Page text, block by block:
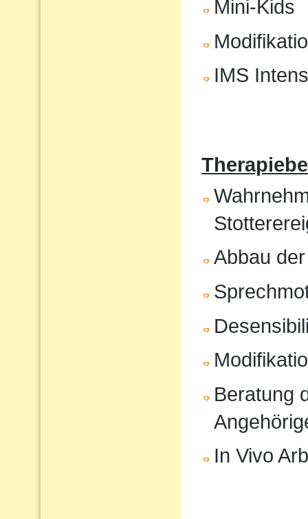
Mini-Kids
IMS
Abbau
Beratung
In Vivo